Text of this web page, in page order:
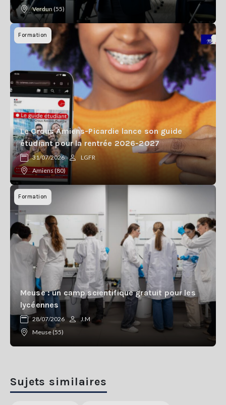
Verdun (55)
Formation
Le Crous Amiens-Picardie lance son guide
étudiant pour la rentrée 2026-2027
31/07/2026
LGFR
Amiens (80)
Formation
Meuse : un camp scientifique gratuit pour les
lycéennes
28/07/2026
J.M
Meuse (55)
Sujets similaires